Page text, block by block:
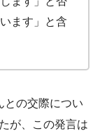
ます」と含
との交際につい
が、この発言は